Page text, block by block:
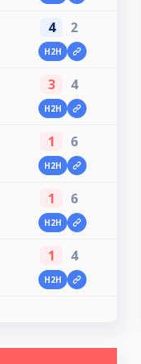
4 2
H2H
3 4
H2H
1 6
H2H
1 6
H2H
1 4
H2H